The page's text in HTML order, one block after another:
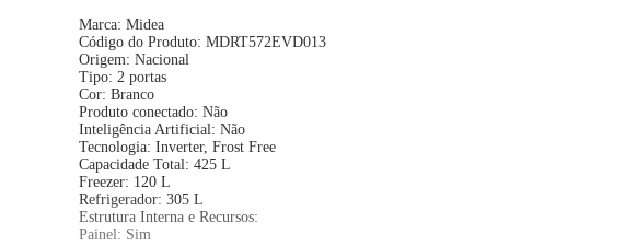
Marca: Midea
Código do Produto: MDRT572EVD013
Origem: Nacional
Tipo: 2 portas
Cor: Branco
Produto conectado: Não
Inteligência Artificial: Não
Tecnologia: Inverter, Frost Free
Capacidade Total: 425 L
Freezer: 120 L
Refrigerador: 305 L
Estrutura Interna e Recursos:
Painel: Sim